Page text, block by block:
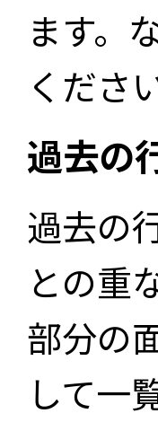
ます。
くださ
過去の
過去の
との重
部分の
して一